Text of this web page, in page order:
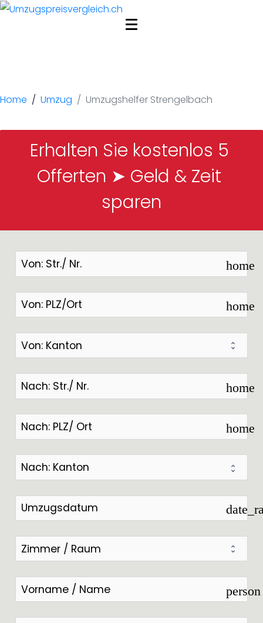
Home Umzug Umzugshelfer Strengelbach
Erhalten Sie kostenlos 5
Offerten ➤ Geld & Zeit
sparen
home
home
home
home
person